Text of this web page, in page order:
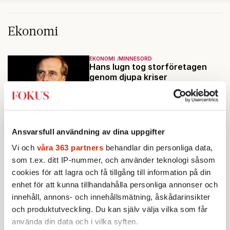
Ansvarsfull användning av dina uppgifter
Vi och våra 363 partners behandlar din personliga data,
som t.ex. ditt IP-nummer, och använder teknologi såsom
cookies för att lagra och få tillgång till information på din
enhet för att kunna tillhandahålla personliga annonser och
innehåll, annons- och innehållsmätning, åskådarinsikter
och produktutveckling. Du kan själv välja vilka som får
använda din data och i vilka syften.
Ekonomi
EKONOMI MINNESORD
Hans lugn tog storföretagen
genom djupa kriser
dog den 25 juni, 88 år gammal.
Börsen tar ett kliv uppåt – trots
dyrare olja
Stockholmsbörsen har vänt upp
på plus under
förmiddagshandeln, efter en
inledning nedåt – trots ett högre
oljepris och AI-oro.
Av: TT
AKTUELLT EKONOMI
Extremhetta på sommarbörsen
Börsen handlas på rekordnivåer,